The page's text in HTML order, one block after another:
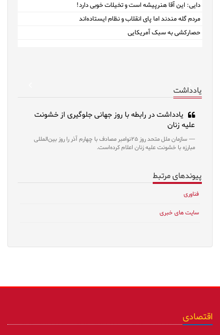
دایی: این آقا هنرپیشه است و تخیلات خوبی دارد!
مردم گله مندند اما پای انقلاب و نظام ایستاده‌اند
حصارکشی به سبک آمریکایی
Next
یادداشت
یادداشت در رابطه با روز جهانی جلوگیری از خشونت
علیه زنان
سازمان ملل متحد روز ۲۵نوامبر مصادف با چهارم آذر را روز بین‌المللی
مبارزه با خشونت علیه زنان اعلام کرده‌است.
پیوندهای مرتبط
فناوری
سایت های خبری
اقتصادی